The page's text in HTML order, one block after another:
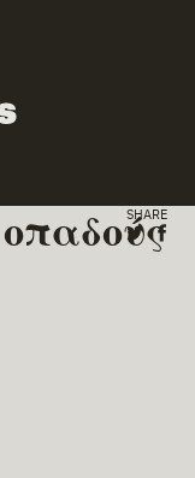
SHARE
Share